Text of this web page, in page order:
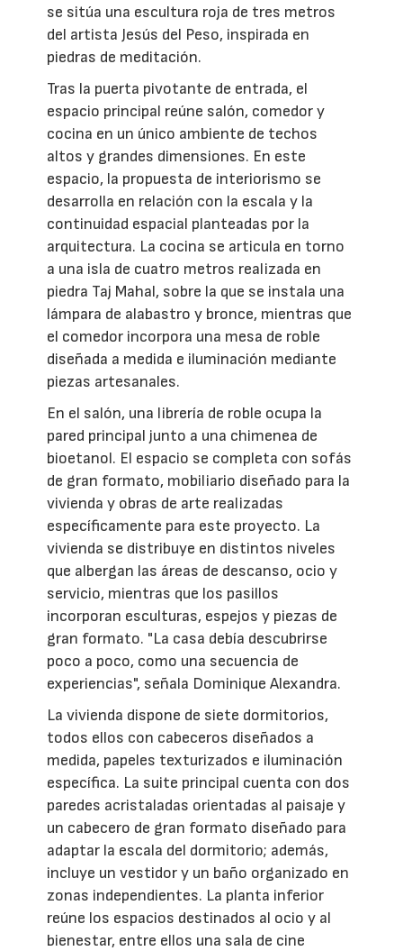
se sitúa una escultura roja de tres metros
del artista Jesús del Peso, inspirada en
piedras de meditación.
Tras la puerta pivotante de entrada, el
espacio principal reúne salón, comedor y
cocina en un único ambiente de techos
altos y grandes dimensiones. En este
espacio, la propuesta de interiorismo se
desarrolla en relación con la escala y la
continuidad espacial planteadas por la
arquitectura. La cocina se articula en torno
a una isla de cuatro metros realizada en
piedra Taj Mahal, sobre la que se instala una
lámpara de alabastro y bronce, mientras que
el comedor incorpora una mesa de roble
diseñada a medida e iluminación mediante
piezas artesanales.
En el salón, una librería de roble ocupa la
pared principal junto a una chimenea de
bioetanol. El espacio se completa con sofás
de gran formato, mobiliario diseñado para la
vivienda y obras de arte realizadas
específicamente para este proyecto. La
vivienda se distribuye en distintos niveles
que albergan las áreas de descanso, ocio y
servicio, mientras que los pasillos
incorporan esculturas, espejos y piezas de
gran formato. "La casa debía descubrirse
poco a poco, como una secuencia de
experiencias", señala Dominique Alexandra.
La vivienda dispone de siete dormitorios,
todos ellos con cabeceros diseñados a
medida, papeles texturizados e iluminación
específica. La suite principal cuenta con dos
paredes acristaladas orientadas al paisaje y
un cabecero de gran formato diseñado para
adaptar la escala del dormitorio; además,
incluye un vestidor y un baño organizado en
zonas independientes. La planta inferior
reúne los espacios destinados al ocio y al
bienestar, entre ellos una sala de cine